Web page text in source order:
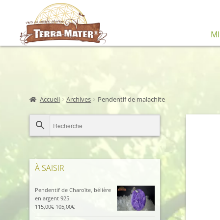
Aller
à
la
Aller
au
contenu
Accueil Archives Pendentif de malachite
À SAISIR
Pendentif de Charoïte, bélière
en argent 925
115,00€ Le
105,00€Le